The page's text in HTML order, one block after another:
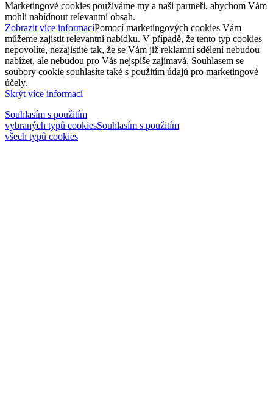
Marketingové cookies používáme my a naši partneři, abychom Vám
mohli nabídnout relevantní obsah.
Zobrazit více informacíPomocí marketingových cookies Vám
můžeme zajistit relevantní nabídku. V případě, že tento typ cookies
nepovolíte, nezajistíte tak, že se Vám již reklamní sdělení nebudou
nabízet, ale nebudou pro Vás nejspíše zajímavá. Souhlasem se
soubory cookie souhlasíte také s použitím údajů pro marketingové
účely.
Skrýt více informací
Souhlasím s použitím
vybraných typů cookiesSouhlasím s použitím
všech typů cookies